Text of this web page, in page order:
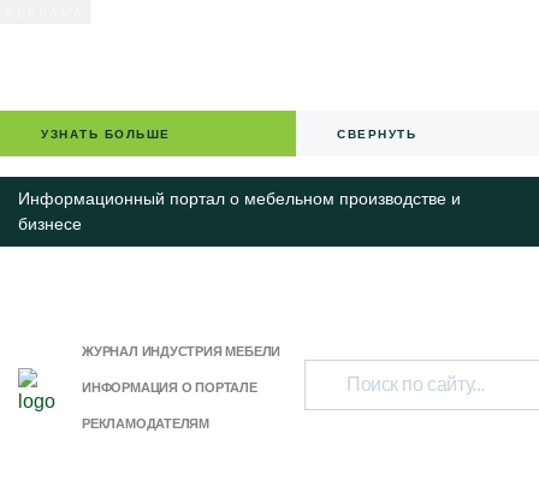
УЗНАТЬ БОЛЬШЕ СВЕРНУТЬ
Информационный портал о мебельном производстве и
бизнесе
ЖУРНАЛ ИНДУСТРИЯ МЕБЕЛИ
ИНФОРМАЦИЯ О ПОРТАЛЕ
РЕКЛАМОДАТЕЛЯМ